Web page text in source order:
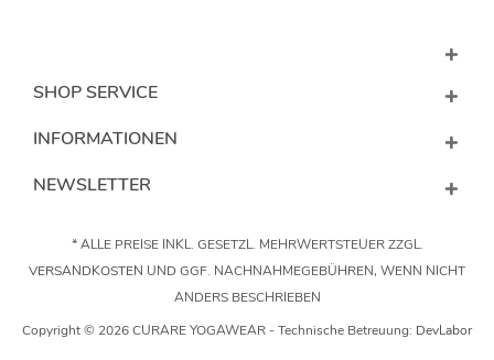
SHOP SERVICE
INFORMATIONEN
NEWSLETTER
* ALLE PREISE INKL. GESETZL. MEHRWERTSTEUER ZZGL.
VERSANDKOSTEN UND GGF. NACHNAHMEGEBÜHREN, WENN NICHT
ANDERS BESCHRIEBEN
Copyright © 2026 CURARE YOGAWEAR - Technische Betreuung: DevLabor